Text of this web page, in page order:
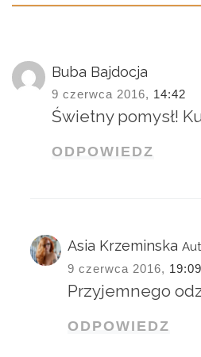
Buba Bajdocja
9 czerwca 2016, 14:42
Świetny pomysł!
ODPOWIEDZ
Asia Krzeminska
9 czerwca 2016, 19:09
Przyjemnego
ODPOWIEDZ